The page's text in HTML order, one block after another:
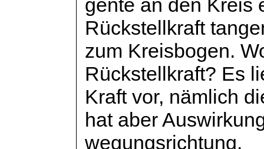
gente an den Kreis
Rückstellkraft
zum Kreisbogen.
Rückstellkraft? Es
Kraft vor, nämlich
hat aber
wegungsrichtung.